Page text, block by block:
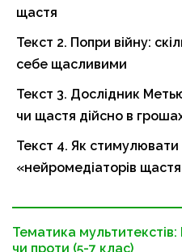
щастя
Текст 2. Попри війну:
себе щасливими
Текст 3. Дослідник
чи щастя дійсно в
Текст 4. Як стимулювати
«нейромедіаторів
Тематика мультитекстів:
чи проти (5-7 клас)